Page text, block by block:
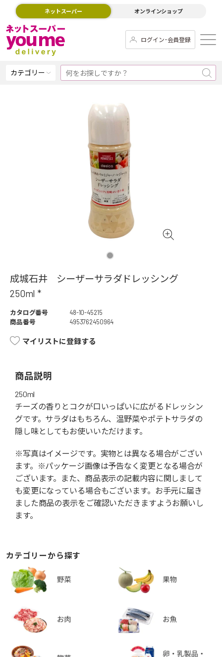
ネットスーパー オンラインショップ
ログイン･会員登録
カテゴリー
成城石井 シーザーサラダドレッシング
250ml *
カタログ番号
48-10-45215
商品番号
4953762450964
マイリストに登録する
商品説明
250ml
チーズの香りとコクが口いっぱいに広がるドレッシン
グです。サラダはもちろん、温野菜やポテトサラダの
隠し味としてもお使いいただけます。
※写真はイメージです。実物とは異なる場合がござい
ます。※パッケージ画像は予告なく変更となる場合が
ございます。また、商品表示の記載内容に関しまして
も変更になっている場合もございます。お手元に届き
ました商品の表示をご確認いただきますようお願いし
ます。
カテゴリーから探す